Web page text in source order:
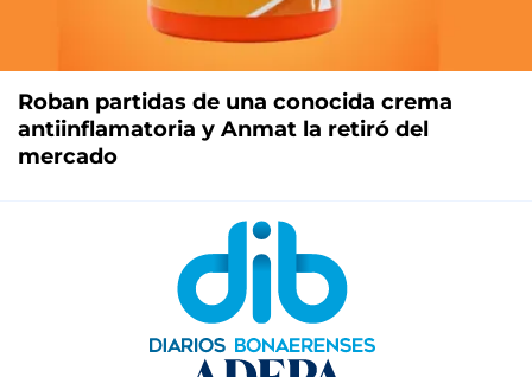
Roban partidas de una conocida crema
antiinflamatoria y Anmat la retiró del
mercado